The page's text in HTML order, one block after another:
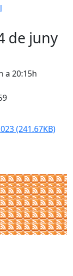
de juny
a 20:15h
(241.67KB)